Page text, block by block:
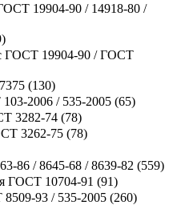
19904-90 / 14918-80 /
)
ГОСТ 19904-90 / ГОСТ
(130)
2006 / 535-2005 (65)
3282-74 (78)
3262-75 (78)
86 / 8645-68 / 8639-82 (559)
ГОСТ 10704-91 (91)
93 / 535-2005 (260)